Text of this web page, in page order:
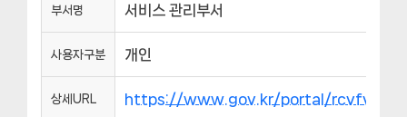
부서명 서비스 관리부서
사용자구분 개인
상세URL https://www.gov.kr/portal/